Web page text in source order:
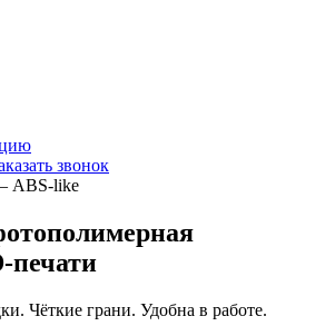
звонок
ABS-like
печати
Чёткие грани. Удобна в работе.